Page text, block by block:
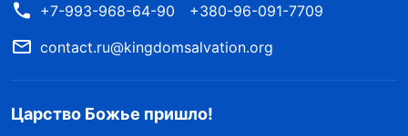
человеком. Казалось, с моей стороны будет
совершенно бессердечно, если я не замолвлю
+7-993-968-64-90
+380-96-091-7709
contact.ru@kingdomsalvation.org
Царство Божье пришло!